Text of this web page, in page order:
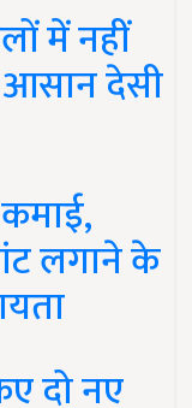
में नहीं
देसी
लगाने के
दो नए